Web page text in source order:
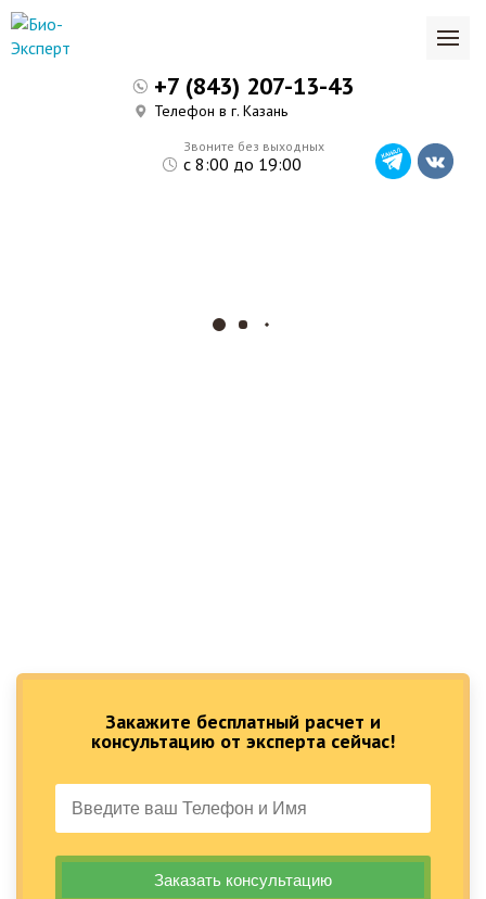
Закажите бесплатный расчет и
консультацию от эксперта сейчас!
Звоните без выходных
с 8:00 до 19:00
+7 (843) 207-13-43
Телефон в г. Казань